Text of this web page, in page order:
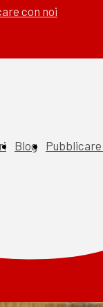
con noi
Blog Pubblicare